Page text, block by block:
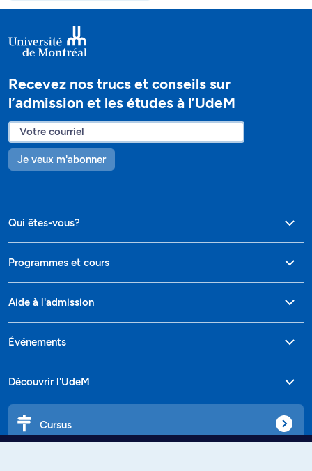
Recevez nos trucs et conseils sur
l’admission et les études à l’UdeM
Je veux m'abonner
Qui êtes-vous?
Programmes et cours
Aide à l'admission
Événements
Découvrir l'UdeM
Cursus